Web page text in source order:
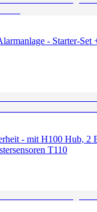
- Starter-Set
- mit H100 Hub, 2
T110